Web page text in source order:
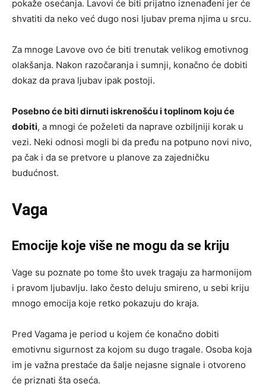
pokaže osećanja. Lavovi će biti prijatno iznenađeni jer će
shvatiti da neko već dugo nosi ljubav prema njima u srcu.
Za mnoge Lavove ovo će biti trenutak velikog emotivnog
olakšanja. Nakon razočaranja i sumnji, konačno će dobiti
dokaz da prava ljubav ipak postoji.
Posebno će biti dirnuti iskrenošću i toplinom koju će
dobiti, a mnogi će poželeti da naprave ozbiljniji korak u
vezi. Neki odnosi mogli bi da pređu na potpuno novi nivo,
pa čak i da se pretvore u planove za zajedničku
budućnost.
Vaga
Emocije koje više ne mogu da se kriju
Vage su poznate po tome što uvek tragaju za harmonijom
i pravom ljubavlju. Iako često deluju smireno, u sebi kriju
mnogo emocija koje retko pokazuju do kraja.
Pred Vagama je period u kojem će konačno dobiti
emotivnu sigurnost za kojom su dugo tragale. Osoba koja
im je važna prestaće da šalje nejasne signale i otvoreno
će priznati šta oseća.